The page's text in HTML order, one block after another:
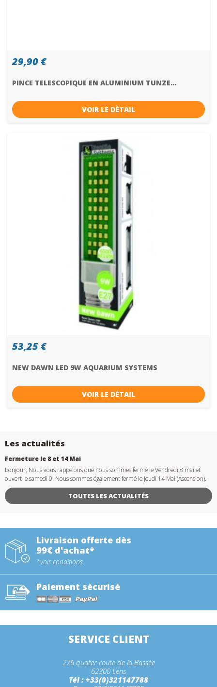
29,90 €
PINCE TELESCOPIQUE EN ALUMINIUM TUNZE...
VOIR LE DÉTAIL
53,25 €
NEW DAWN LED 9W AQUARIUM SYSTEMS
VOIR LE DÉTAIL
Les actualités
Fermeture le 8 et 14 Mai
Bonjour, Nous vous rappelons que nous sommes fermé le Vendredi 8 mai et
ouvert le samedi 9. Nous sommes également fermé le Jeudi 14 Mai (Ascension).
TOUTES LES ACTUALITÉS
Livraison offerte dès
99€ d'achat*
*voir conditions
Paiement sécurisé
SERVICE CLIENT
276 quater route de la Bassée
62300 Lens
Tél : +33(0)321147788